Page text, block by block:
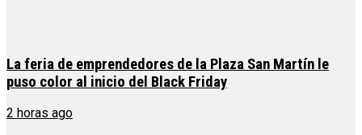
La feria de emprendedores de la Plaza San Martín le
puso color al inicio del Black Friday
2 horas ago